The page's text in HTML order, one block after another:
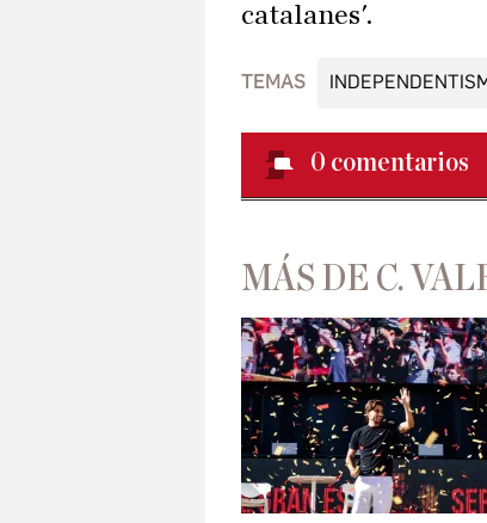
catalanes'.
TEMAS
0 comentarios
MÁS DE C.